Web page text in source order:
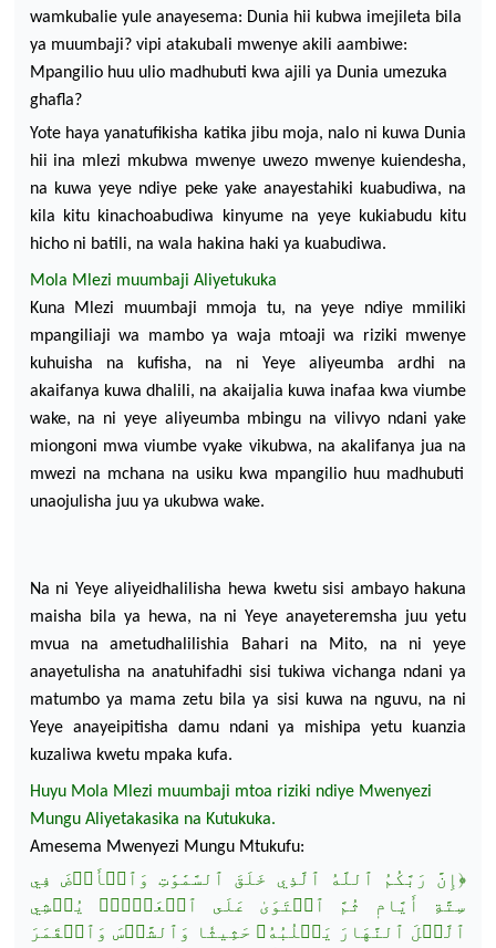
wamkubalie yule anayesema: Dunia hii kubwa imejileta bila
ya muumbaji? vipi atakubali mwenye akili aambiwe:
Mpangilio huu ulio madhubuti kwa ajili ya Dunia umezuka
ghafla?
Yote haya yanatufikisha katika jibumoja, nalo ni kuwa Dunia
hii ina mlezi mkubwa mwenye uwezo mwenye kuiendesha,
na kuwa yeye ndiye peke yake anayestahiki kuabudiwa, na
kila kitu kinachoabudiwa kinyume na yeye kukiabudu kitu
hicho ni batili, na wala hakina haki ya kuabudiwa.
Mola Mlezi muumbaji Aliyetukuka
Kuna Mlezi muumbaji mmoja tu, na yeye ndiye mmiliki
mpangiliaji wa mambo ya waja mtoaji wa riziki mwenye
kuhuisha na kufisha, na ni Yeye aliyeumba ardhi na
akaifanya kuwa dhalili, na akaijalia kuwa inafaa kwa viumbe
wake, na ni yeye aliyeumba mbingu na vilivyo ndani yake
miongoni mwa viumbe vyake vikubwa, na akalifanya jua na
mwezi na mchana na usiku kwa mpangilio huu madhubuti
unaojulisha juu ya ukubwa wake.
Na ni Yeye aliyeidhalilisha hewa kwetu sisi ambayo hakuna
maisha bila ya hewa, na ni Yeye anayeteremsha juu yetu
mvua na ametudhalilishia
Bahari na Mito, na ni yeye
anayetulisha na anatuhifadhi sisi tukiwa vichanga ndani ya
matumbo ya mama zetu bila ya sisi kuwa na nguvu, na ni
Yeye anayeipitisha damu ndani ya mishipa yetu kuanzia
kuzaliwa kwetu mpaka kufa.
Huyu Mola Mlezi muumbaji mtoa riziki ndiye Mwenyezi
Mungu Aliyetakasika na Kutukuka.
Amesema Mwenyezi Mungu Mtukufu:
﴿إِنَّ رَبَّكُمُ ٱللَّهُ ٱلَّذِي خَلَقَ ٱلسَّمَٰوَٰتِ وَٱلۡأَرۡضَ فِي
سِتَّةِ أَيَّامٖ ثُمَّ
ٱسۡتَوَىٰ عَلَى ٱلۡعَرۡشِۖ
يُغۡشِي
ٱلَّيۡلَ ٱلنَّهَارَ يَطۡلُبُهُۥ حَثِيثٗا وَٱلشَّمۡسَ وَٱلۡقَمَرَ